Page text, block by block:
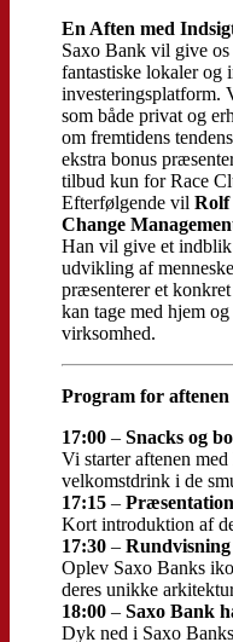
En Aften med
Saxo Bank vil give
fantastiske lokaler og
investeringsplatform.
som både privat og
om fremtidens
ekstra bonus
tilbud kun for Race
Efterfølgende vilRolf
Change
Han vil give et indblik
udvikling af
præsenterer et
kan tage med hjem
virksomhed.
Program for aftenen
17:00 –Snacks og
Vi starter aftenen
velkomstdrink i de
17:15 –
Kort introduktion af
17:30 –
Oplev Saxo Banks
deres unikke
18:00 –Saxo Bank
Dyk ned i Saxo